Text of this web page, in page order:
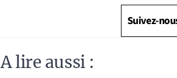
Suivez-
A lire aussi :